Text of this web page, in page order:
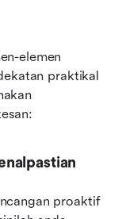
elemen
praktikal
proaktif